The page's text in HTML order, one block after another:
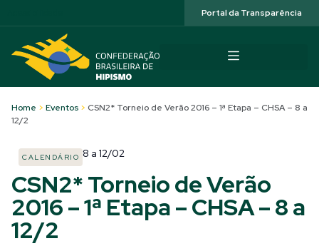
Portal da Transparência
Home > Eventos > CSN2* Torneio de Verão 2016 – 1ª Etapa – CHSA – 8 a
12/2
CALENDÁRIO 8 a 12/02
CSN2* Torneio de Verão
2016 – 1ª Etapa – CHSA – 8 a
12/2